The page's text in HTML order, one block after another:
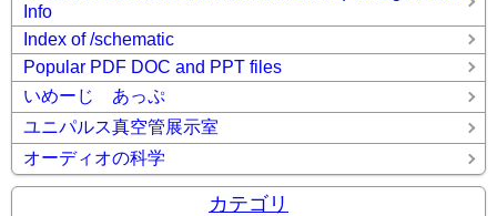
Info
Index of /schematic
Popular PDF DOC and PPT files
いめーじ あっぷ
ユニパルス真空管展示室
オーディオの科学
カテゴリ